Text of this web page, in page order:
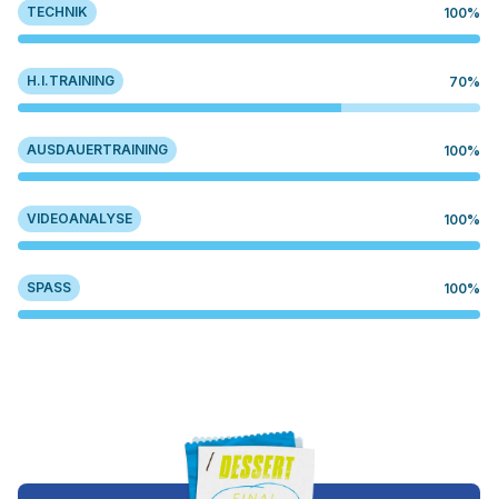
TECHNIK 100%
H.I.TRAINING 70%
AUSDAUERTRAINING 100%
VIDEOANALYSE 100%
SPASS 100%